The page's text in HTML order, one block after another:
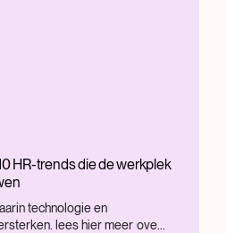
HR-trends die de werkplek
technologie en
lees hier meer ove...